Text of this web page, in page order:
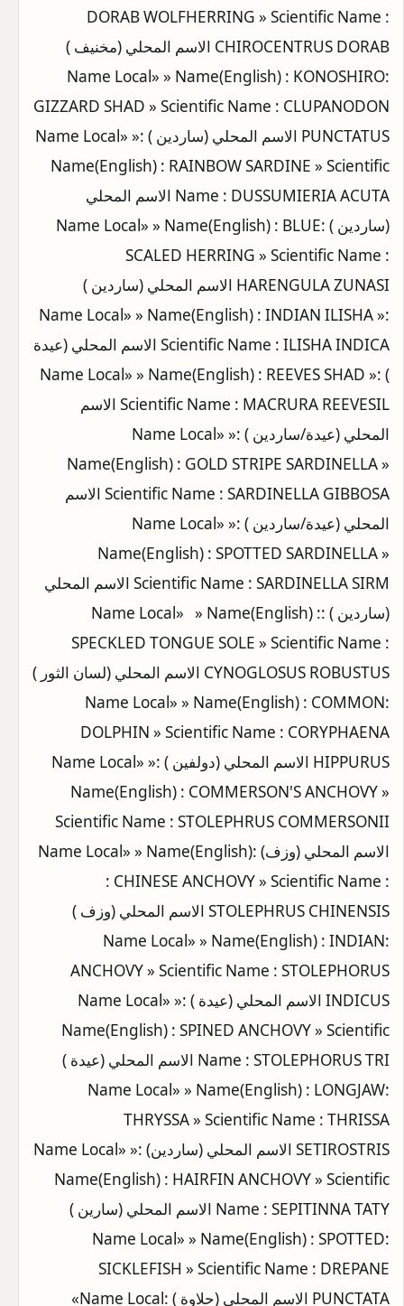
DORAB WOLFHERRING » Scientific Name :
CHIROCENTRUS DORAB الاسم المحلي (مخنيف )
:Name Local» » Name(English) : KONOSHIRO
GIZZARD SHAD » Scientific Name : CLUPANODON
PUNCTATUS الاسم المحلي (ساردين ) :Name Local» »
Name(English) : RAINBOW SARDINE » Scientific
Name : DUSSUMIERIA ACUTA الاسم المحلي
(ساردين ) :Name Local» » Name(English) : BLUE
SCALED HERRING » Scientific Name :
HARENGULA ZUNASI الاسم المحلي (ساردين )
:Name Local» » Name(English) : INDIAN ILISHA »
Scientific Name : ILISHA INDICA الاسم المحلي (عيدة
) :Name Local» » Name(English) : REEVES SHAD »
Scientific Name : MACRURA REEVESIL الاسم
المحلي (عيدة/ساردين ) :Name Local» »
Name(English) : GOLD STRIPE SARDINELLA »
Scientific Name : SARDINELLA GIBBOSA الاسم
المحلي (عيدة/ساردين ) :Name Local» »
Name(English) : SPOTTED SARDINELLA »
Scientific Name : SARDINELLA SIRM الاسم المحلي
(ساردين ) :Name Local» » Name(English) :
SPECKLED TONGUE SOLE » Scientific Name :
CYNOGLOSUS ROBUSTUS الاسم المحلي (لسان الثور )
:Name Local» » Name(English) : COMMON
DOLPHIN » Scientific Name : CORYPHAENA
HIPPURUS الاسم المحلي (دولفين ) :Name Local» »
Name(English) : COMMERSON'S ANCHOVY »
Scientific Name : STOLEPHRUS COMMERSONII
الاسم المحلي (وزف) :Name Local» » Name(English)
: CHINESE ANCHOVY » Scientific Name :
STOLEPHRUS CHINENSIS الاسم المحلي (وزف )
:Name Local» » Name(English) : INDIAN
ANCHOVY » Scientific Name : STOLEPHORUS
INDICUS الاسم المحلي (عيدة ) :Name Local» »
Name(English) : SPINED ANCHOVY » Scientific
Name : STOLEPHORUS TRI الاسم المحلي (عيدة )
:Name Local» » Name(English) : LONGJAW
THRYSSA » Scientific Name : THRISSA
SETIROSTRIS الاسم المحلي (ساردين) :Name Local» »
Name(English) : HAIRFIN ANCHOVY » Scientific
Name : SEPITINNA TATY الاسم المحلي (سارين )
:Name Local» » Name(English) : SPOTTED
SICKLEFISH » Scientific Name : DREPANE
PUNCTATA الاسم المحلي (حلاوة ) :Name Local»